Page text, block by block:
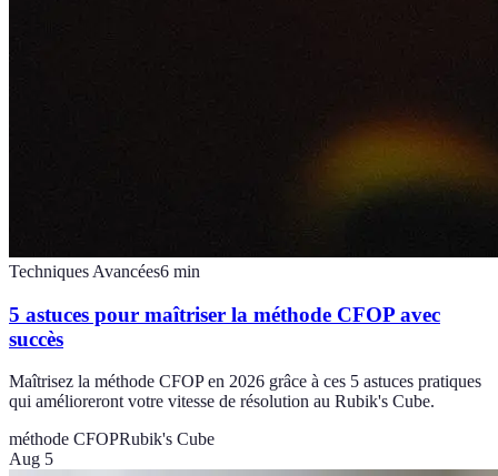
Techniques Avancées6 min
5 astuces pour maîtriser la méthode CFOP avec
succès
Maîtrisez la méthode CFOP en 2026 grâce à ces 5 astuces pratiques
qui amélioreront votre vitesse de résolution au Rubik's Cube.
méthode CFOPRubik's Cube
Aug 5